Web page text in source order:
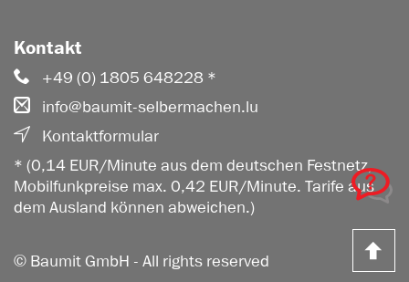
Kontakt
+49 (0) 1805 648228 *
info@baumit-selbermachen.lu
Kontaktformular
* (0,14 EUR/Minute aus dem deutschen Festnetz,
Mobilfunkpreise max. 0,42 EUR/Minute. Tarife aus
dem Ausland können abweichen.)
© Baumit GmbH - All rights reserved